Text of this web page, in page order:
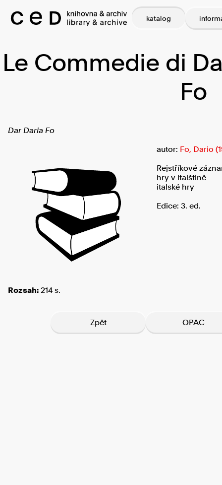
katalog
Le Commedie di
Fo
Dar Daria Fo
autor: Fo, Dario
Rejstříkové
hry v italštině
italské hry
Edice: 3. ed.
Rozsah: 214 s.
Zpět OPAC